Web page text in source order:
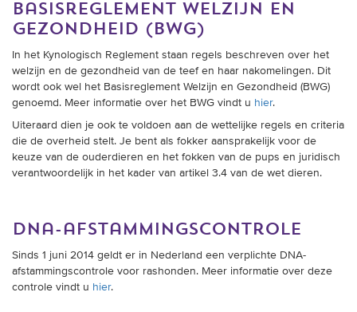
trainingen
Zoek een vereniging
Activiteiten agenda
Inlog Mijn RvB account
Over ons
Contact & support
basisreglement welzijn en
gezondheid (bwg)
In het Kynologisch Reglement staan regels beschreven over het
welzijn en de gezondheid van de teef en haar nakomelingen. Dit
wordt ook wel het Basisreglement Welzijn en Gezondheid (BWG)
genoemd. Meer informatie over het BWG vindt u hier.
Uiteraard dien je ook te voldoen aan de wettelijke regels en criteria
die de overheid stelt. Je bent als fokker aansprakelijk voor de
keuze van de ouderdieren en het fokken van de pups en juridisch
verantwoordelijk in het kader van artikel 3.4 van de wet dieren.
dna-afstammingscontrole
Sinds 1 juni 2014 geldt er in Nederland een verplichte DNA-
afstammingscontrole voor rashonden. Meer informatie over deze
controle vindt u hier.